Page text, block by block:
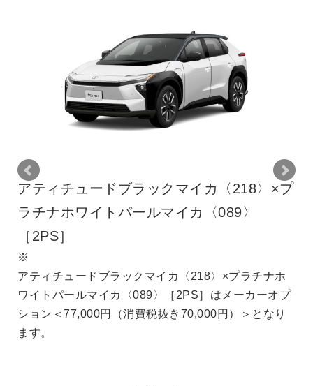
218〉×プ
〉
プラチナホ
ーカーオプ
）＞となり
アティチュードブラックマイカ〈
レシャスメタル〈1L5〉［2YJ］
メタル〈1L5〉［2YJ］はメーカーオプシ
99,000円（消費税抜き90,000円）＞とな